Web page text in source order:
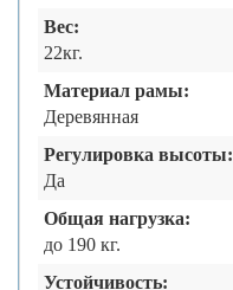
Вес:
22кг.
Материал рамы:
Деревянная
Регулировка высоты:
Да
Общая нагрузка:
до 190 кг.
Устойчивость: